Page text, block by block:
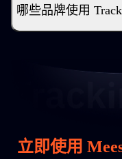
哪些品牌使用
立即使用